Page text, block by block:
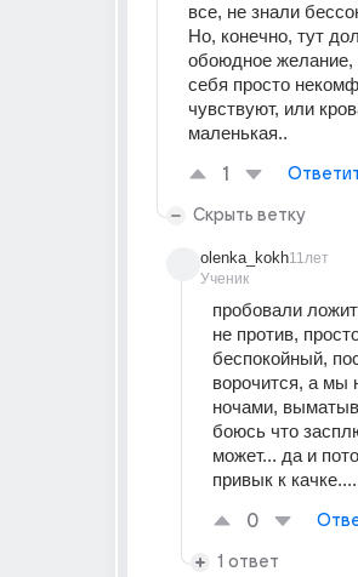
все, не знали
Но, конечно, тут
обоюдное желание,
себя просто
чувствуют, или
маленькая..
1
Скрыть ветку
olenka_kokh
Ученик
11лет
пробовали
не против,
беспокойный,
ворочится, а мы
ночами,
боюсь что
может... да и
привык к качке....
0
1 ответ